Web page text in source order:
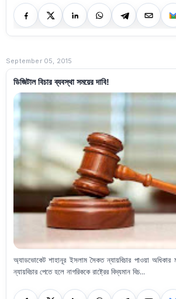
September 05, 2015
ডিজিটাল বিচার ব্যবস্থা সময়ের দাবি!
অ্যাডভোকেট শাহানূর ইসলাম সৈকত ন্যায়বিচার পাওয়া অধিকার মানুষের সাংবিধানিক অধিকার।
ন্যায়বিচার পেতে হলে নাগরিককে রাষ্ট্রের বিদ্যমান বিচ...